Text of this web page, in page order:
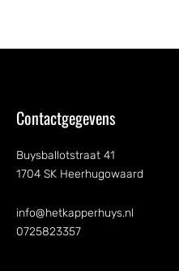
Contactgegevens
Buysballotstraat 41
1704 SK Heerhugowaard
info@hetkapperhuys.nl
0725823357